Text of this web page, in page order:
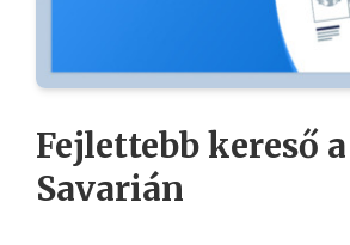
Fejlettebb kereső
Savarián